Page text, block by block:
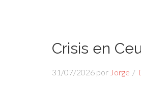
Crisis en
31/07/2026 por Jorge